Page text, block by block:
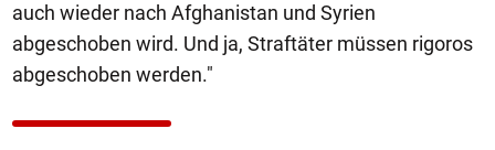
auch wieder nach Afghanistan und Syrien
abgeschoben wird. Und ja, Straftäter müssen rigoros
abgeschoben werden."